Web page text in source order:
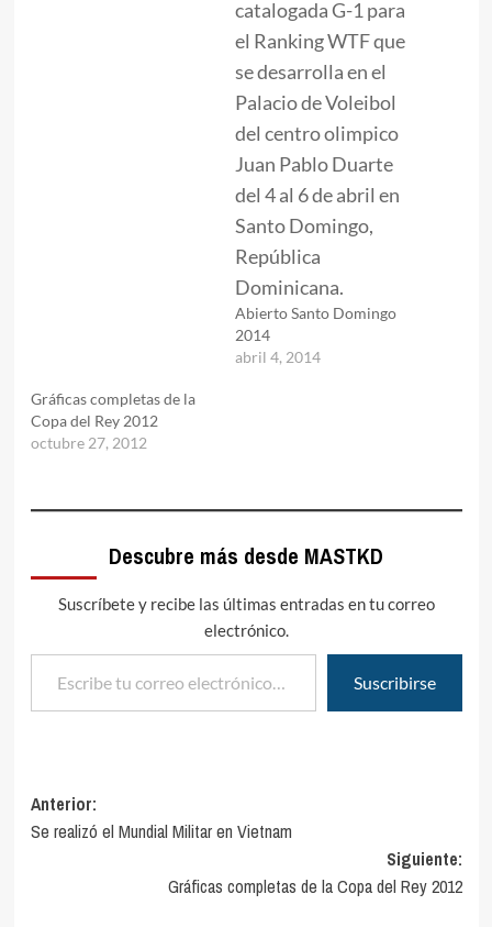
Abierto Santo Domingo
2014
abril 4, 2014
Gráficas completas de la
Copa del Rey 2012
octubre 27, 2012
Descubre más desde MASTKD
Suscríbete y recibe las últimas entradas en tu correo
electrónico.
Escribe tu correo electrónico…
Suscribirse
Navegación
de
Anterior:
Se realizó el Mundial Militar en Vietnam
Siguiente:
Gráficas completas de la Copa del Rey 2012